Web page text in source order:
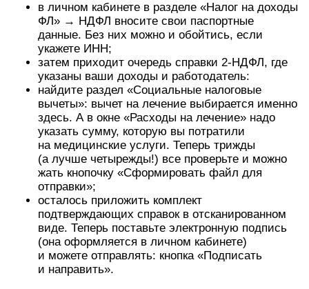
в личном кабинете в разделе «Налог на доходы
ФЛ» → НДФЛ вносите свои паспортные
данные. Без них можно и обойтись, если
укажете ИНН;
затем приходит очередь справки 2-НДФЛ, где
указаны ваши доходы и работодатель:
найдите раздел «Социальные налоговые
вычеты»: вычет на лечение выбирается именно
здесь. А в окне «Расходы на лечение» надо
указать сумму, которую вы потратили
на медицинские услуги. Теперь трижды
(а лучше четырежды!) все проверьте и можно
жать кнопочку «Сформировать файл для
отправки»;
осталось приложить комплект
подтверждающих справок в отсканированном
виде. Теперь поставьте электронную подпись
(она оформляется в личном кабинете)
и можете отправлять: кнопка «Подписать
и направить».